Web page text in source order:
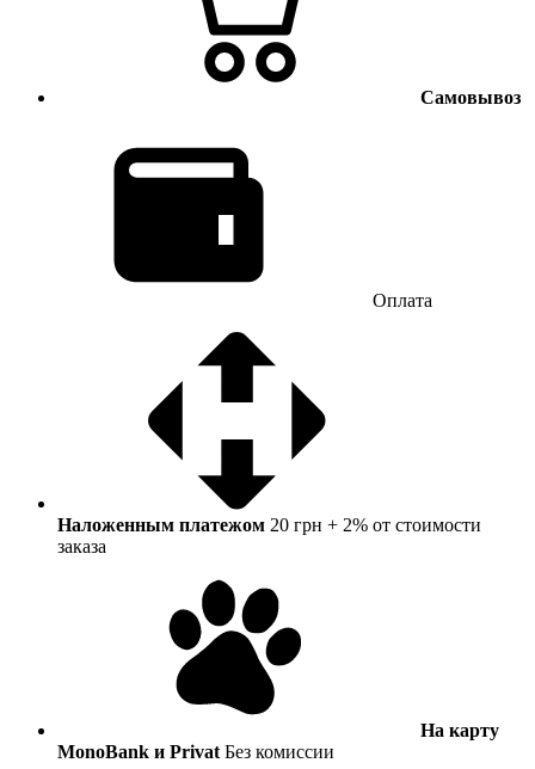
Самовывоз
Оплата
Наложенным платежом 20 грн + 2% от стоимости
заказа
На карту
MonoBank и Privat Без комиссии